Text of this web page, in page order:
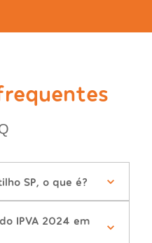
SP, o que é?
IPVA 2024 em